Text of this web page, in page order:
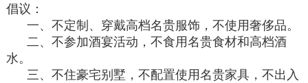
倡议：
一、不定制、穿戴高档名贵服饰，不使用奢侈品。
二、不参加酒宴活动，不食用名贵食材和高档酒
水。
三、不住豪宅别墅，不配置使用名贵家具，不出入